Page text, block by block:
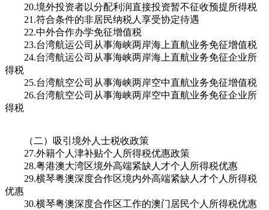
20.境外投资者以分配利润直接投资暂不征收预提所得税
21.符合条件的非居民纳税人享受协定待遇
22.中外合作办学免征增值税
23.台湾航运公司从事海峡两岸海上直航业务免征增值税
24.台湾航运公司从事海峡两岸海上直航业务免征企业所
得税
25.台湾航空公司从事海峡两岸空中直航业务免征增值税
26.台湾航空公司从事海峡两岸空中直航业务免征企业所
得税
（二）吸引境外人士税收政策
27.外籍个人津补贴个人所得税优惠政策
28.粤港澳大湾区境外高端紧缺人才个人所得税优惠
29.横琴粤澳深度合作区境内外高端紧缺人才个人所得税
优惠
30.横琴粤澳深度合作区工作的澳门居民个人所得税优惠